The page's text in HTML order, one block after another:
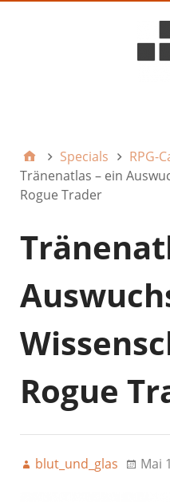
Specials
RPG-
Tränenatlas – ein
Rogue Trader
Rogue
blut_und_glas Mai